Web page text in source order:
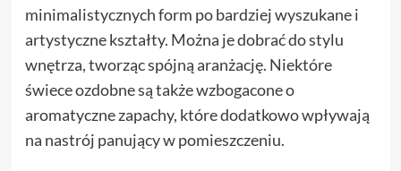
minimalistycznych form po bardziej wyszukane i
artystyczne kształty. Można je dobrać do stylu
wnętrza, tworząc spójną aranżację. Niektóre
świece ozdobne są także wzbogacone o
aromatyczne zapachy, które dodatkowo wpływają
na nastrój panujący w pomieszczeniu.